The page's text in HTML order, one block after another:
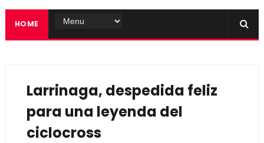
HOME
Larrinaga, despedida feliz
para una leyenda del
ciclocross